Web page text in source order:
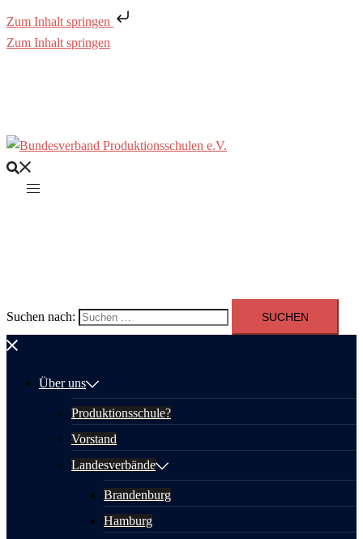
Zum Inhalt springen
Zum Inhalt springen
Suchen nach:
Über uns
Produktionsschule?
Vorstand
Landesverbände
Brandenburg
Hamburg